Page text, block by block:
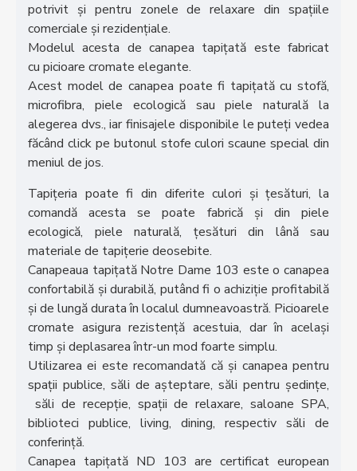
potrivit și pentru zonele de relaxare din spațiile
comerciale și rezidențiale.
Modelul acesta de canapea tapițată este fabricat
cu picioare cromate elegante.
Acest model de canapea poate fi tapițată cu stofă,
microfibra, piele ecologică sau piele naturală la
alegerea dvs., iar finisajele disponibile le puteți vedea
făcând click pe butonul stofe culori scaune special din
meniul de jos.
Tapițeria poate fi din diferite culori și țesături, la
comandă acesta se poate fabrică și din piele
ecologică, piele naturală, țesături din lână sau
materiale de tapițerie deosebite.
Canapeaua tapițată Notre Dame 103 este o canapea
confortabilă și durabilă, putând fi o achiziție profitabilă
și de lungă durata în localul dumneavoastră. Picioarele
cromate asigura rezistență acestuia, dar în același
timp și deplasarea într-un mod foarte simplu.
Utilizarea ei este recomandată că și canapea pentru
spații publice, săli de așteptare, săli pentru ședințe,
săli de recepție, spații de relaxare, saloane SPA,
biblioteci publice, living, dining, respectiv săli de
conferință.
Canapea tapițată ND 103 are certificat european